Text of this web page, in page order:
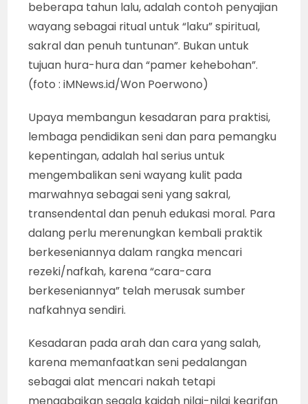
Kalau ada ekspresi masyarakat dalam 1-2
dekade terakhir, sampai mengeluarkan
anggapan hingga “mengecam” dan menuding
bahwa wayang kulit “haram” untuk ditonton,
sangat mungkin akibat “proses” yang “sesat”
“diharamkan”, jika sajian wayang kulit yang
marak di bulan Agustus ini misalnya, sering
diselingi adegan “saru” (urakan), “misuh-
misuh” dan canda-tawa yang kebablasan?.
Dalam penampilan wayang kulit yang tidak
melukiskan suasana sakral dan tidak
memperlihatkan kecerdasan dalang
membangun suasana sakral transendental
pada adegan-adegan penting, maka nilai-nilai
“tuntunan” wayang itu tidak ada. Oleh sebab
kalangan tertentu tertuju pada praktik pentas
wayang seperti itu, harus diterima sebagai
upaya “penyadaran”.